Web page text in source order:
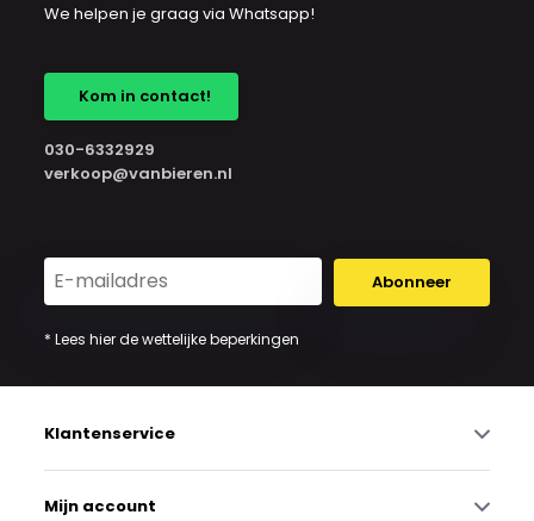
We helpen je graag via Whatsapp!
Kom in contact!
030-6332929
verkoop@vanbieren.nl
Abonneer
* Lees hier de wettelijke beperkingen
Klantenservice
Mijn account